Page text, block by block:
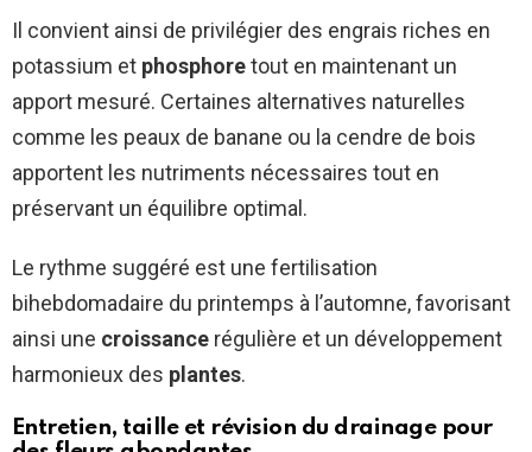
Il convient ainsi de privilégier des engrais riches en
potassium et phosphoretout en maintenant un
apport mesuré. Certaines alternatives naturelles
comme les peaux de banane ou la cendre de bois
apportent les nutriments nécessaires tout en
préservant un équilibre optimal.
Le rythme suggéré est une fertilisation
bihebdomadaire du printemps à l’automne, favorisant
ainsi une croissance régulière et un développement
harmonieux des plantes.
Entretien, taille et révision du drainage pour